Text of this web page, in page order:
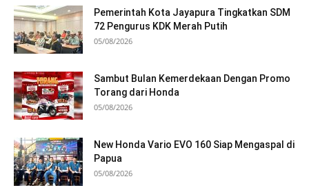
Pemerintah Kota Jayapura Tingkatkan SDM
72 Pengurus KDK Merah Putih
05/08/2026
Sambut Bulan Kemerdekaan Dengan Promo
Torang dari Honda
05/08/2026
New Honda Vario EVO 160 Siap Mengaspal di
Papua
05/08/2026